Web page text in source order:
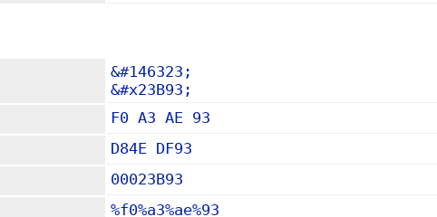
&#146323;
&#x23B93;
F0 A3 AE 93
D84E DF93
00023B93
%f0%a3%ae%93